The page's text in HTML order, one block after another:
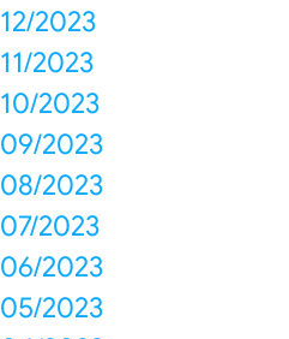
12/2023
11/2023
10/2023
09/2023
08/2023
07/2023
06/2023
05/2023